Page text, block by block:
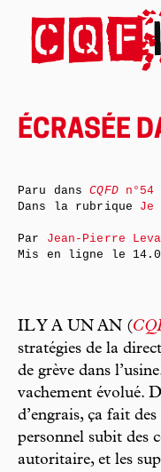
ÉCRASÉE
IL Y A UN AN (
stratégies de la
de grève dans
vachement évolué.
d’engrais, ça fait
personnel subit des
autoritaire, et les
Paru dansCQFDn°54
Dans la rubrique Je
Par Jean-Pierre
Mis en ligne le